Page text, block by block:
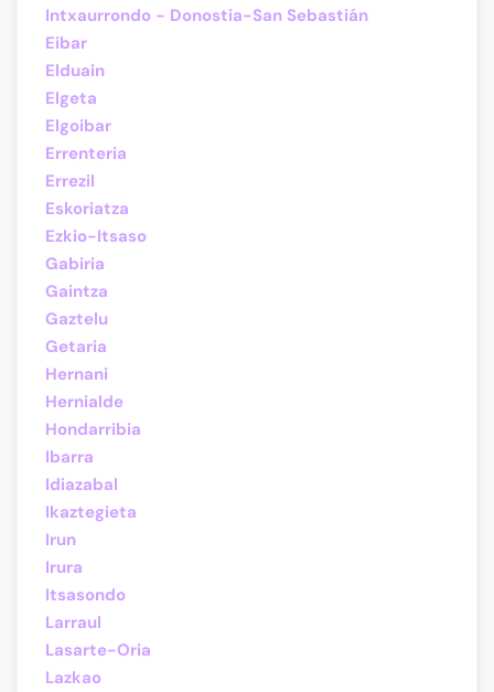
Intxaurrondo - Donostia-San Sebastián
Eibar
Elduain
Elgeta
Elgoibar
Errenteria
Errezil
Eskoriatza
Ezkio-Itsaso
Gabiria
Gaintza
Gaztelu
Getaria
Hernani
Hernialde
Hondarribia
Ibarra
Idiazabal
Ikaztegieta
Irun
Irura
Itsasondo
Larraul
Lasarte-Oria
Lazkao